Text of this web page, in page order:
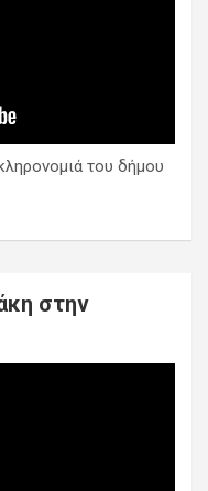
του δήμου
στην